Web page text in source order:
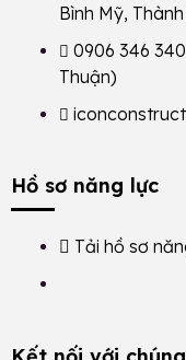
Bình Mỹ,
0906 346 340
Thuận)
Hồ sơ năng lực
Tải hồ sơ